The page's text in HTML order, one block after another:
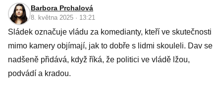
Barbora Prchalová
8. května 2025 · 13:21
Sládek označuje vládu za komedianty, kteří ve skutečnosti
mimo kamery objímají, jak to dobře s lidmi skouleli. Dav se
nadšeně přidává, když říká, že politici ve vládě lžou,
podvádí a kradou.